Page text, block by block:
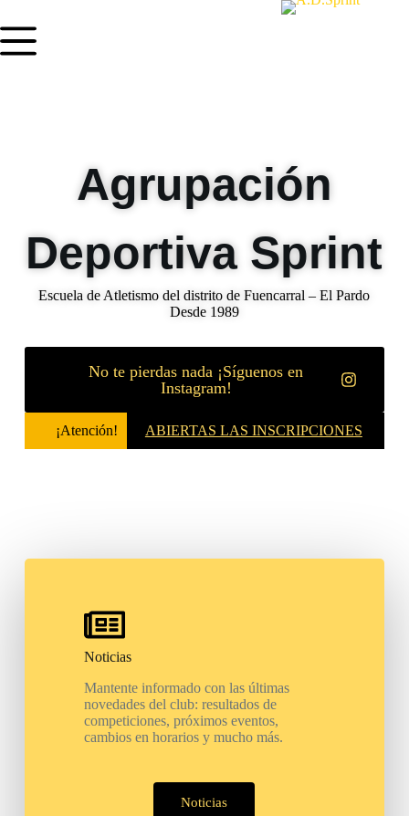
Agrupación
Deportiva Sprint
Escuela de Atletismo del distrito de Fuencarral – El Pardo
Desde 1989
No te pierdas nada ¡Síguenos en
Instagram!
¡Atención! ABIERTAS LAS INSCRIPCIONES
Noticias
Mantente informado con las últimas
novedades del club: resultados de
competiciones, próximos eventos,
cambios en horarios y mucho más.
Noticias